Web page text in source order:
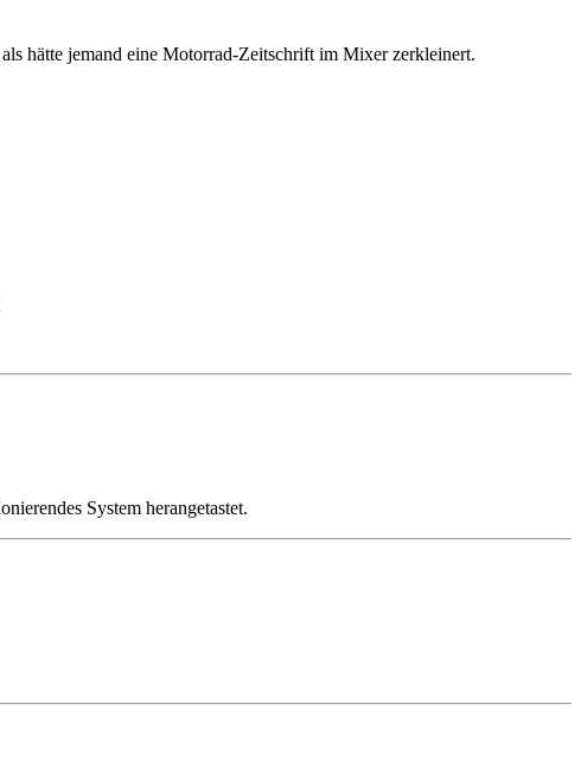
hätte jemand eine Motorrad-Zeitschrift im Mixer zerkleinert.
System herangetastet.